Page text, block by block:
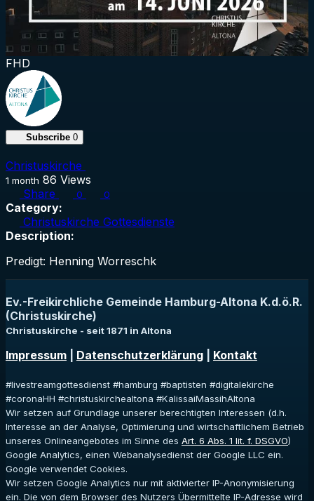
FHD
Subscribe 0
Christuskirche
1 month 86 Views
Share
0 0
Category:
Christuskirche Gottesdienste
Description:
Predigt: Henning Worreschk
Ev.-Freikirchliche Gemeinde Hamburg-Altona K.d.ö.R.
(Christuskirche)
Christuskirche - seit 1871 in Altona
Impressum Datenschutzerklärung Kontakt
#livestreamgottesdienst #hamburg #baptisten #digitalekirche
#coronaHH #christuskirchealtona #KalissaiMassihAltona
Wir setzen auf Grundlage unserer berechtigten Interessen (d.h.
Interesse an der Analyse, Optimierung und wirtschaftlichem Betrieb
unseres Onlineangebotes im Sinne des Art. 6 Abs. 1 lit. f. DSGVO)
Google Analytics, einen Webanalysedienst der Google LLC ein.
Google verwendet Cookies.
Wir setzen Google Analytics nur mit aktivierter IP-Anonymisierung
ein. Die von dem Browser des Nutzers Übermittelte IP-Adresse wird